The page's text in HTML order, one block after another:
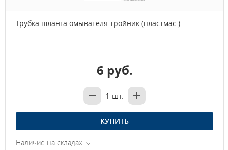
Трубка шланга омывателя тройник (пластмас.)
6 руб.
1 шт.
КУПИТЬ
Наличие на складах